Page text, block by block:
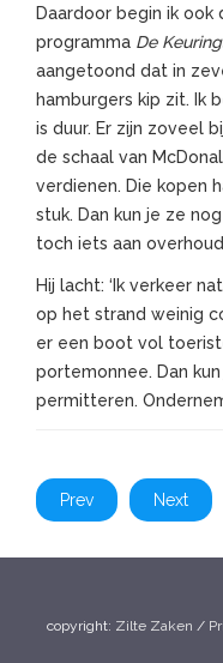
Daardoor begin ik
programma De
aangetoond dat in
hamburgers kip zit. Ik
is duur. Er zijn zoveel
de schaal van
verdienen. Die kopen
stuk. Dan kun je ze
toch iets aan
Hij lacht: ‘Ik verkeer
op het strand weinig
er een boot vol
portemonnee. Dan
permitteren.
Prev Next
copyright: Zilte Zaken /